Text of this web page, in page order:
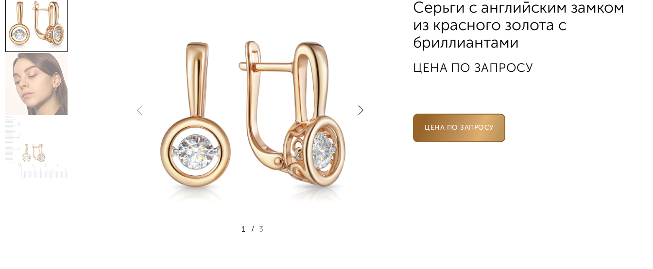
1 / 3
Серьги с английским замком
из красного золота с
бриллиантами
ЦЕНА ПО ЗАПРОСУ
ЦЕНА ПО ЗАПРОСУ